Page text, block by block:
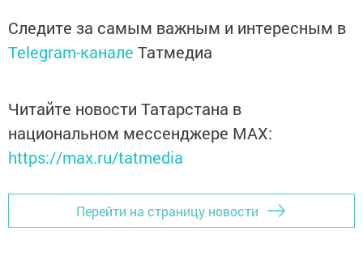
Следите за самым важным и интересным в
Telegram-канале Татмедиа
Читайте новости Татарстана в
национальном мессенджере MАХ:
https://max.ru/tatmedia
Перейти на страницу новости